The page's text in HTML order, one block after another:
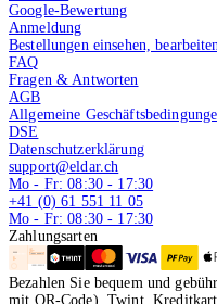
Google-Bewertung
Anmeldung
Bestellungen einsehen,
FAQ
Fragen & Antworten
AGB
Allgemeine
DSE
Datenschutzerklärung
support@eldar.ch
Mo - Fr: 08:30 - 17:30
+41 (0) 61 551 11 05
Mo - Fr: 08:30 - 17:30
Zahlungsarten
Bezahlen Sie bequem und
mit QR-Code), Twint,